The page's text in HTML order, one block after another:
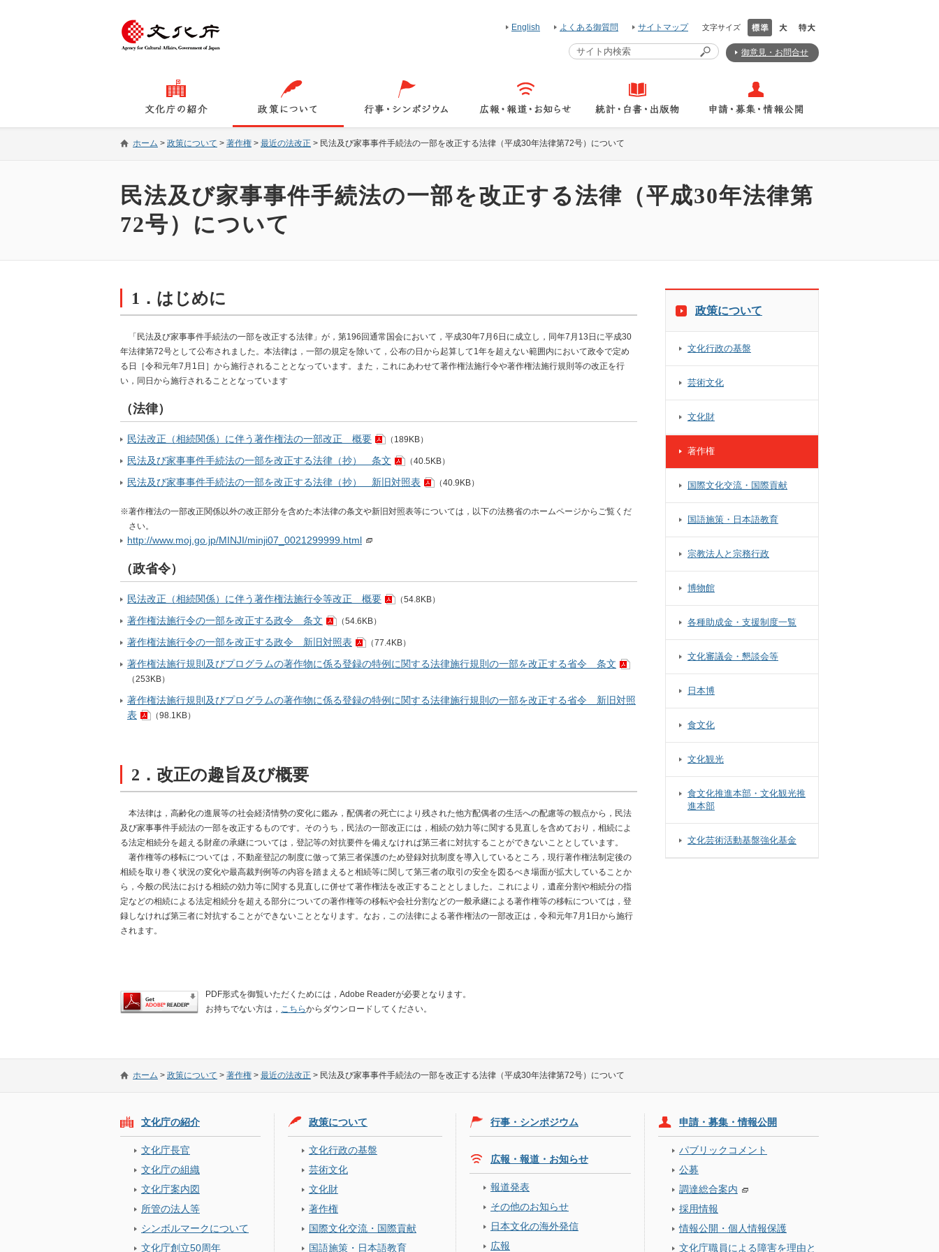
English よくある御質問 サイトマップ 文字サイズ
御意見・お問合せ
ホーム > 政策について > 著作権 > 最近の法改正 > 民法及び家事事件手続法の一部を改正する法律（平成30年法律第72号）について
民法及び家事事件手続法の一部を改正する法律（平成30年法律第
72号）について
1．はじめに
「民法及び家事事件手続法の一部を改正する法律」が，第196回通常国会において，平成30年7月6日に成立し，同年7月13日に平成30
年法律第72号として公布されました。本法律は，一部の規定を除いて，公布の日から起算して1年を超えない範囲内において政令で定め
る日［令和元年7月1日］から施行されることとなっています。また，これにあわせて著作権法施行令や著作権法施行規則等の改正を行
い，同日から施行されることとなっています
（法律）
民法改正（相続関係）に伴う著作権法の一部改正 概要 （189KB）
民法及び家事事件手続法の一部を改正する法律（抄） 条文 （40.5KB）
民法及び家事事件手続法の一部を改正する法律（抄） 新旧対照表 （40.9KB）
※著作権法の一部改正関係以外の改正部分を含めた本法律の条文や新旧対照表等については，以下の法務省のホームページからご覧くだ
さい。
http://www.moj.go.jp/MINJI/minji07_0021299999.html
（政省令）
民法改正（相続関係）に伴う著作権法施行令等改正 概要 （54.8KB）
著作権法施行令の一部を改正する政令 条文 （54.6KB）
著作権法施行令の一部を改正する政令 新旧対照表 （77.4KB）
著作権法施行規則及びプログラムの著作物に係る登録の特例に関する法律施行規則の一部を改正する省令 条文
（253KB）
著作権法施行規則及びプログラムの著作物に係る登録の特例に関する法律施行規則の一部を改正する省令 新旧対照
表
（98.1KB）
2．改正の趣旨及び概要
本法律は，高齢化の進展等の社会経済情勢の変化に鑑み，配偶者の死亡により残された他方配偶者の生活への配慮等の観点から，民法
及び家事事件手続法の一部を改正するものです。そのうち，民法の一部改正には，相続の効力等に関する見直しを含めており，相続によ
る法定相続分を超える財産の承継については，登記等の対抗要件を備えなければ第三者に対抗することができないこととしています。
著作権等の移転については，不動産登記の制度に倣って第三者保護のため登録対抗制度を導入しているところ，現行著作権法制定後の
相続を取り巻く状況の変化や最高裁判例等の内容を踏まえると相続等に関して第三者の取引の安全を図るべき場面が拡大していることか
ら，今般の民法における相続の効力等に関する見直しに併せて著作権法を改正することとしました。これにより，遺産分割や相続分の指
定などの相続による法定相続分を超える部分についての著作権等の移転や会社分割などの一般承継による著作権等の移転については，登
録しなければ第三者に対抗することができないこととなります。なお，この法律による著作権法の一部改正は，令和元年7月1日から施行
されます。
PDF形式を御覧いただくためには，Adobe Readerが必要となります。
お持ちでない方は， こちらからダウンロードしてください。
政策について
文化行政の基盤
芸術文化
文化財
著作権
国際文化交流・国際貢献
国語施策・日本語教育
宗教法人と宗務行政
博物館
各種助成金・支援制度一覧
文化審議会・懇談会等
日本博
食文化
文化観光
食文化推進本部・文化観光推
進本部
文化芸術活動基盤強化基金
ホーム > 政策について > 著作権 > 最近の法改正 > 民法及び家事事件手続法の一部を改正する法律（平成30年法律第72号）について
文化庁の紹介
文化庁長官
文化庁の組織
文化庁案内図
所管の法人等
シンボルマークについて
文化庁創立50周年
政策について
文化行政の基盤
芸術文化
文化財
著作権
国際文化交流・国際貢献
国語施策・日本語教育
行事・シンポジウム
広報・報道・お知らせ
報道発表
その他のお知らせ
日本文化の海外発信
広報
申請・募集・情報公開
パブリックコメント
公募
調達総合案内
採用情報
情報公開・個人情報保護
文化庁職員による障害を理由と